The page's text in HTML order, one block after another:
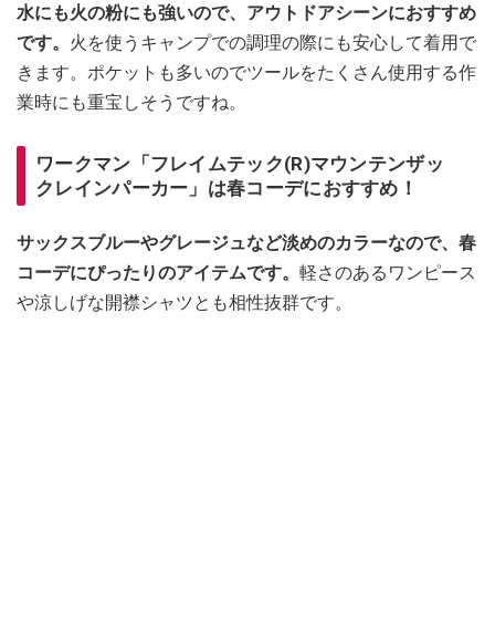
水にも火の粉にも強いので、アウトドアシーンにおすすめ
です。 火を使うキャンプでの調理の際にも安心して着用で
きます。ポケットも多いのでツールをたくさん使用する作
業時にも重宝しそうですね。
ワークマン「フレイムテック(R)マウンテンザッ
クレインパーカー」は春コーデにおすすめ！
サックスブルーやグレージュなど淡めのカラーなので、春
コーデにぴったりのアイテムです。 軽さのあるワンピース
や涼しげな開襟シャツとも相性抜群です。